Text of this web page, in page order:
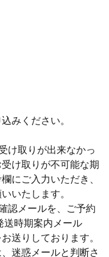
みください。
け取りが出来なかっ
け取りが不可能な期
にご入力いただき、
いたします。
認メールを、ご予約
送時期案内メール
送りしております。
迷惑メールと判断さ